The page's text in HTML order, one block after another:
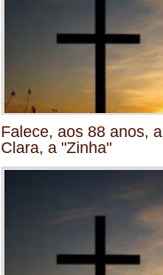
Falece, aos 88 anos,
Clara, a "Zinha"